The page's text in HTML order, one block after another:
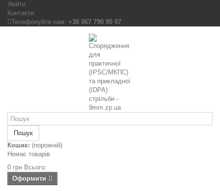
Увійти
Контакти
Телефонуйте нам: +38 067 790 90 07
Пошук
Кошик: (порожній)
Немає товарів
0 грн Всього:
Оформити